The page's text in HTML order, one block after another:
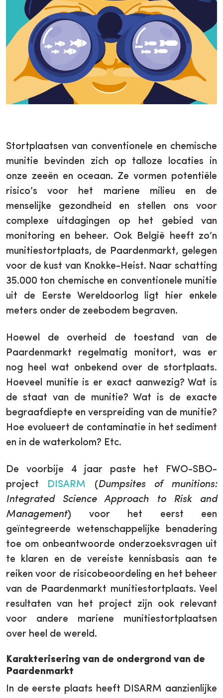
Stortplaatsen van conventionele en chemische
munitie bevinden zich op talloze locaties in
onze zeeën en oceaan. Ze vormen potentiële
risico’s voor het mariene milieu en de
menselijke gezondheid en stellen ons voor
complexe uitdagingen op het gebied van
monitoring en beheer. Ook België heeft zo’n
munitiestortplaats, de Paardenmarkt, gelegen
voor de kust van Knokke-Heist. Naar schatting
35.000 ton chemische en conventionele munitie
uit de Eerste Wereldoorlog ligt hier enkele
meters onder de zeebodem begraven.
Hoewel de overheid de toestand van de
Paardenmarkt regelmatig monitort, was er
nog heel wat onbekend over de stortplaats.
Hoeveel munitie is er exact aanwezig? Wat is
de staat van de munitie? Wat is de exacte
begraafdiepte en verspreiding van de munitie?
Hoe evolueert de contaminatie in het sediment
en in de waterkolom? Etc.
De voorbije 4 jaar paste het FWO-SBO-
project DISARM (Dumpsites of munitions:
Integrated Science Approach to Risk and
Management) voor het eerst een
geïntegreerde wetenschappelijke benadering
toe om onbeantwoorde onderzoeksvragen uit
te klaren en de vereiste kennisbasis aan te
reiken voor de risicobeoordeling en het beheer
van de Paardenmarkt munitiestortplaats. Veel
resultaten van het project zijn ook relevant
voor andere mariene munitiestortplaatsen
over heel de wereld.
Karakterisering van de ondergrond van de
Paardenmarkt
In de eerste plaats heeft DISARM aanzienlijke